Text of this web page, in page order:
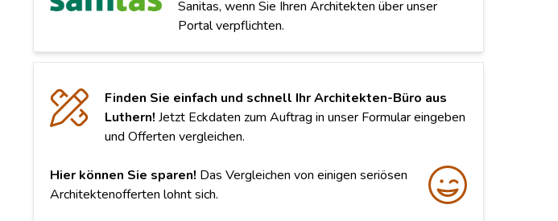
Sanitas, wenn Sie Ihren Architekten über unser
Portal verpflichten.
Finden Sie einfach und schnell Ihr Architekten-Büro aus
Luthern! Jetzt Eckdaten zum Auftrag in unser Formular eingeben
und Offerten vergleichen.
Hier können Sie sparen! Das Vergleichen von einigen seriösen
Architektenofferten lohnt sich.